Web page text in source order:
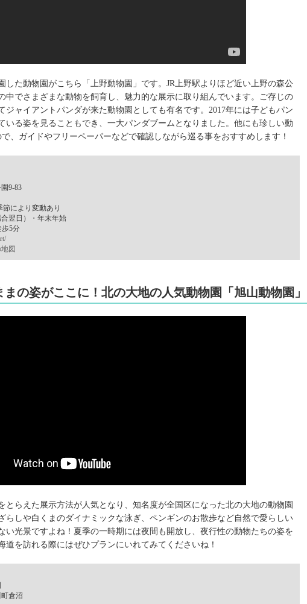
した動物園がこちら「上野動物園」です。JR上野駅よりほど近い上野の森公
中でさまざまな動物を飼育し、魅力的な展示に取り組んでいます。ご存じの
ジャイアントパンダが来た動物園としても有名です。2017年には子どもパン
いる姿を見ることもでき、一大パンダブームとなりました。他にも珍しい動
、ガイドやフリーペーパーなどで確認しながら巡る事をおすすめします！
9-83
により変動あり
翌日）・年末年始
歩5分
図
の姿がここに！北の大地の人気動物園「旭山動物園」
とらえた展示方法が人気となり、知名度が全国区になった北の大地の動物園
らしや白くまのダイナミックな泳ぎ、ペンギンのお散歩など自然で愛らしい
い光景ですよね！夏季の一時期には夜間も開放し、夜行性の動物たちの姿を
道を訪れる際にはぜひプランにいれてみてくださいね！
倉沼